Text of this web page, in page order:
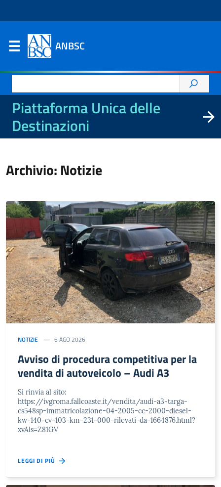
ANBSC
per:
Piattaforma Unica delle
Destinazioni
Archivio: Notizie
NOTIZIE 6 AGO 2026
Avviso di procedura competitiva per la
vendita di autoveicolo – Audi A3
Si rinvia al sito:
https://ivgroma.fallcoaste.it/vendita/audi-a3-targa-
cs548sp-immatricolazione-04-2005-cc-2000-diesel-
kw-140-cv-103-km-231-000-rilevati-da-1664876.html?
xvAls=Z81GV
LEGGI DI PIÙ